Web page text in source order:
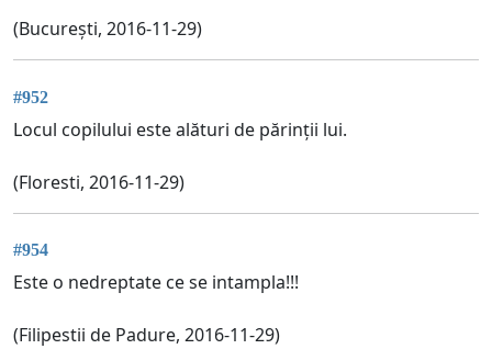
(București, 2016-11-29)
#952
Locul copilului este alături de părinții lui.
(Floresti, 2016-11-29)
#954
Este o nedreptate ce se intampla!!!
(Filipestii de Padure, 2016-11-29)